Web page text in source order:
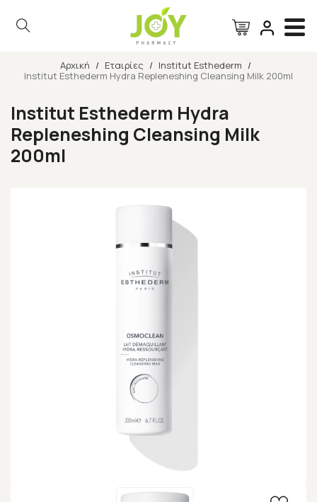
Αναζήτηση
Αρχική / Εταιρίες / Institut Esthederm /
Institut Esthederm Hydra Repleneshing Cleansing Milk 200ml
Institut Esthederm Hydra
Repleneshing Cleansing Milk
200ml